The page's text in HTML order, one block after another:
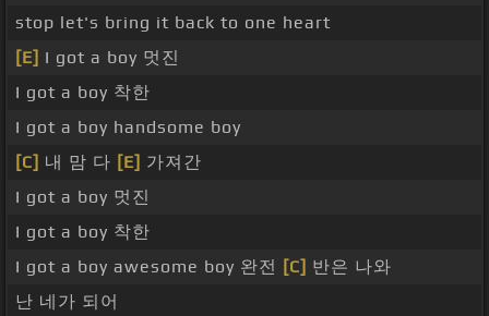
stop let's bring it back to one heart
[E] I got a boy 멋진
I got a boy 착한
I got a boy handsome boy
[C] 내 맘 다 [E] 가져간
I got a boy 멋진
I got a boy 착한
I got a boy awesome boy 완전 [C] 반은 나와
난 네가 되어